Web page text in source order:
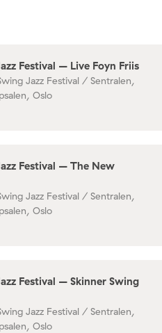
Festival – Live Foyn Friis
Jazz Festival / Sentralen,
Oslo
Festival – The New
Jazz Festival / Sentralen,
Oslo
Festival – Skinner Swing
Jazz Festival / Sentralen,
Oslo